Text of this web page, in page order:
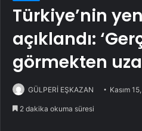
Türkiye’nin
açıklandı:
görmekten
GÜLPERİ EŞKAZAN Kasım
2 dakika okuma süresi